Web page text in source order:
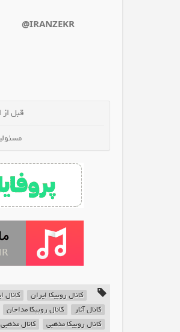
@IRANZEKR
قبل از
کانال روبیکا ایران کانال
کانال آثار
کانال روبیکا مداحان
کانال روبیکا مذهبی
کانال مذهبی